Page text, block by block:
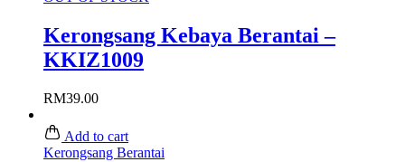
Kerongsang Kebaya Berantai –
KKIZ1009
RM39.00
Add to cart
Kerongsang Berantai